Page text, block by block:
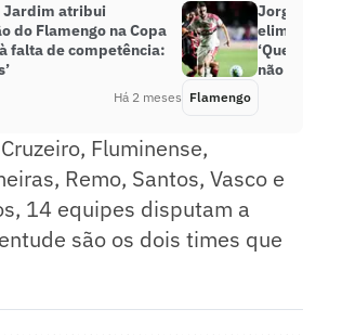
Jardim atribui
do Flamengo na Copa
falta de competência:
Há 2 meses
Jorginho
eliminação
não foi
Flamengo
Fluminense,
Remo, Santos, Vasco e
14 equipes disputam a
são os dois times que